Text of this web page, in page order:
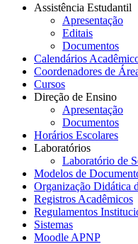
Assistência Estudantil
Apresentação
Editais
Documentos
Calendários
Coordenadores de
Cursos
Direção de Ensino
Apresentação
Documentos
Horários Escolares
Laboratórios
Laboratório de
Modelos de
Organização Didática
Registros Acadêmicos
Regulamentos
Sistemas
Moodle APNP